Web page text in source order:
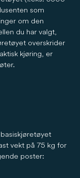
som
om den
du har valgt,
overskrider
kjøring, er
vekt på 75 kg for
poster: